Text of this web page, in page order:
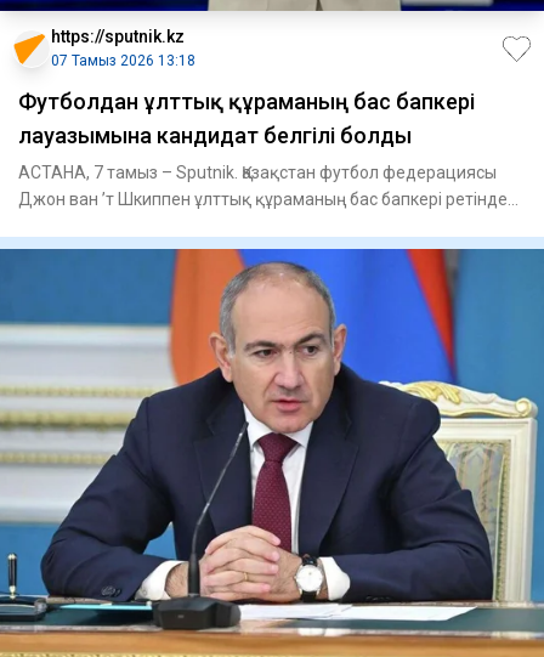
https://sputnik.kz
07 Тамыз 2026 13:18
Футболдан ұлттық құраманың бас бапкері
лауазымына кандидат белгілі болды
АСТАНА, 7 тамыз – Sputnik. Қазақстан футбол федерациясы
Джон ван ’т Шкиппен ұлттық құраманың бас бапкері ретінде